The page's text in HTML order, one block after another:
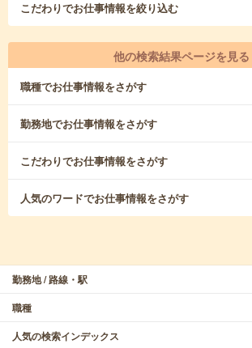
こだわりでお仕事情報を絞り込む
他の検索結果ページを見る
職種でお仕事情報をさがす
勤務地でお仕事情報をさがす
こだわりでお仕事情報をさがす
人気のワードでお仕事情報をさがす
勤務地 / 路線・駅
職種
人気の検索インデックス